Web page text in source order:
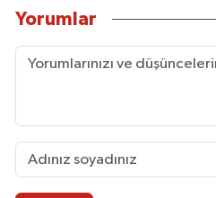
Yorumlar